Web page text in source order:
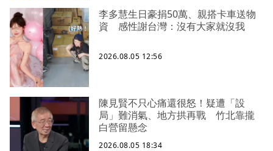
李多慧生日豪捐50萬、親搭卡車送物
資 感性謝台灣：沒有大家就沒我
2026.08.05 12:56
陳見賢不只心痛還很怒！疑遭「設
局」難消氣、地方拱再戰 竹北靠攏
白營留懸念
2026.08.05 18:34